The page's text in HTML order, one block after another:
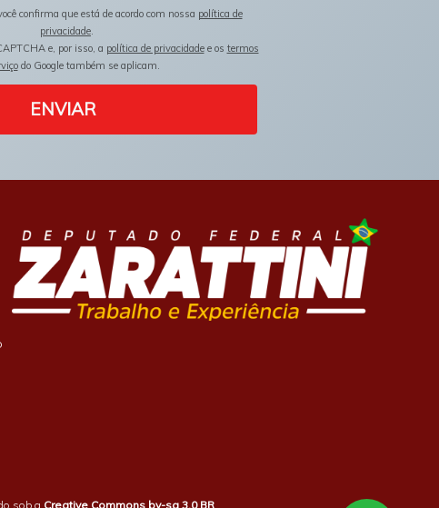
confirma que está de acordo com nossa política de
privacidade
e, por isso, a política de privacidadee os termos
do Google também se aplicam.
ENVIAR
sob a Creative Commons by-sa 3.0 BR.